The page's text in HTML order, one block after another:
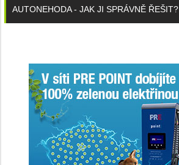
AUTONEHODA - JAK JI SPRÁVNĚ ŘEŠIT?